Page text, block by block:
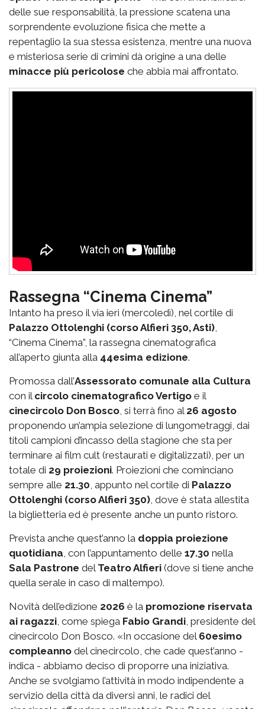
delle sue responsabilità, la pressione scatena una
sorprendente evoluzione fisica che mette a
repentaglio la sua stessa esistenza, mentre una nuova
e misteriosa serie di crimini dà origine a una delle
minacce più pericolose che abbia mai affrontato.
Rassegna “Cinema Cinema”
Intanto ha preso il via ieri (mercoledì), nel cortile di
Palazzo Ottolenghi (corso Alfieri 350, Asti),
“Cinema Cinema”, la rassegna cinematografica
all’aperto giunta alla 44esima edizione.
Promossa dall’Assessorato comunale alla Cultura
con il circolo cinematografico Vertigo e il
cinecircolo Don Bosco, si terrà fino al 26 agosto
proponendo un’ampia selezione di lungometraggi, dai
titoli campioni d’incasso della stagione che sta per
terminare ai film cult (restaurati e digitalizzati), per un
totale di 29 proiezioni. Proiezioni che cominciano
sempre alle 21.30, appunto nel cortile di Palazzo
Ottolenghi (corso Alfieri 350), dove è stata allestita
la biglietteria ed è presente anche un punto ristoro.
Prevista anche quest’anno la doppia proiezione
quotidiana, con l’appuntamento delle 17.30 nella
Sala Pastrone del Teatro Alfieri (dove si tiene anche
quella serale in caso di maltempo).
Novità dell’edizione 2026 è la promozione riservata
ai ragazzi, come spiega Fabio Grandi, presidente del
cinecircolo Don Bosco. «In occasione del 60esimo
compleanno del cinecircolo, che cade quest’anno -
indica - abbiamo deciso di proporre una iniziativa.
Anche se svolgiamo l’attività in modo indipendente a
servizio della città da diversi anni, le radici del